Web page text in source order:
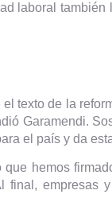
laboral
texto de la
Garamendi.
el país y da
hemos